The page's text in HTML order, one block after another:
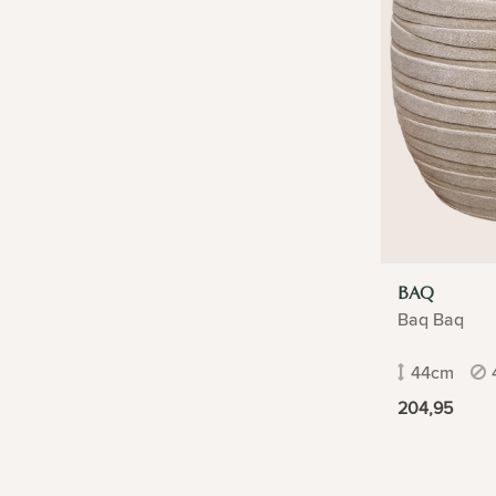
BAQ
Baq Baq
44cm
204,95